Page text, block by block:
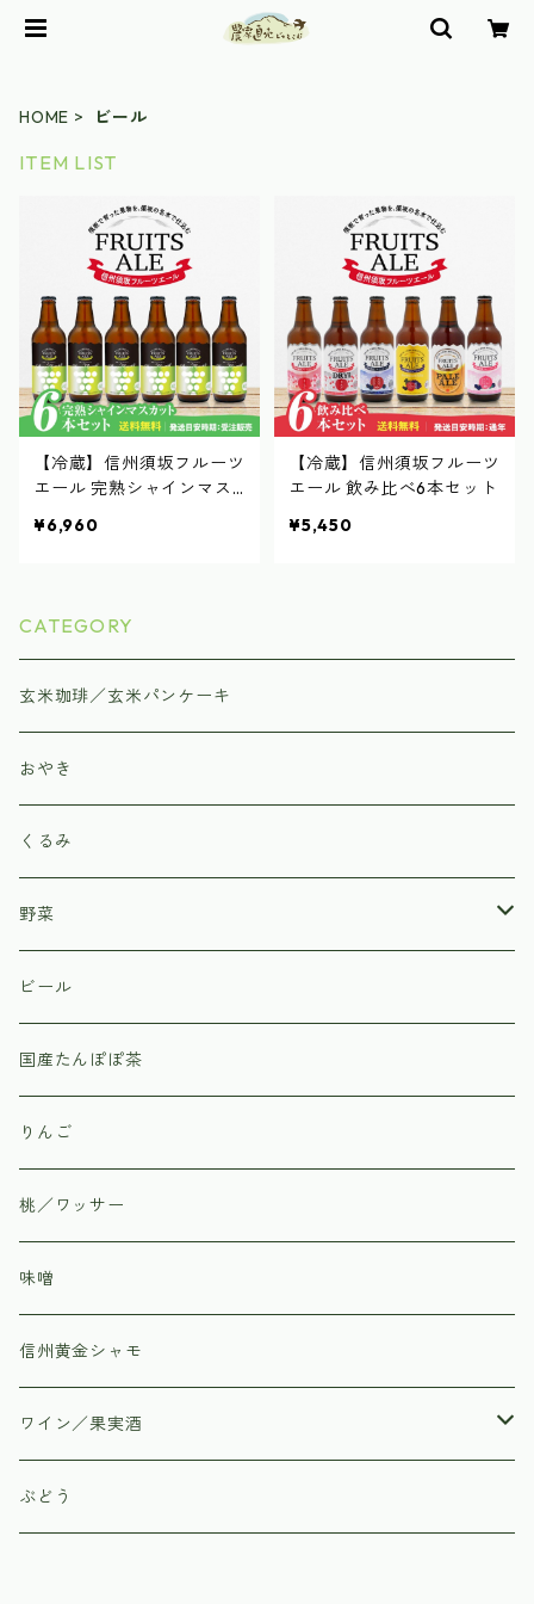
HOME ビール
ITEM LIST
【冷蔵】信州須坂フルーツ
エール 完熟シャインマス
¥6,960
【冷蔵】信州須坂フルーツ
エール 飲み比べ6本セット
¥5,450
CATEGORY
玄米珈琲／玄米パンケーキ
おやき
くるみ
野菜
北原農園
野菜のカネマツ
信州上田市丸子の直売所「あさつゆ」
ビール
国産たんぽぽ茶
りんご
桃／ワッサー
味噌
信州黄金シャモ
ワイン／果実酒
はすみふぁーむ
ぶどう